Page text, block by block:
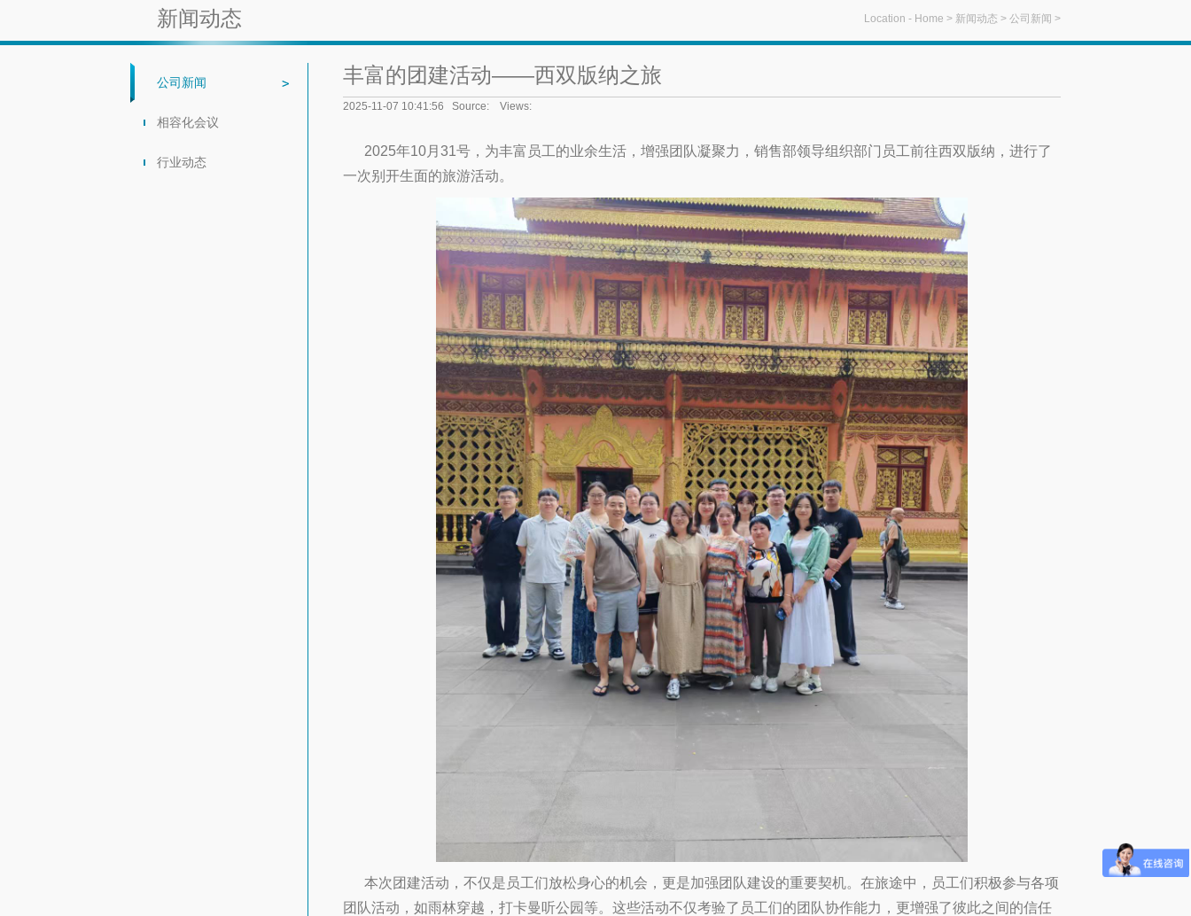
新闻动态 Location - Home > 新闻动态 > 公司新闻 >
公司新闻
相容化会议
行业动态
丰富的团建活动——西双版纳之旅
2025-11-07 10:41:56 Source: Views:
2025年10月31号，为丰富员工的业余生活，增强团队凝聚力，销售部领导组织部门员工前往西双版纳，进行了
一次别开生面的旅游活动。
本次团建活动，不仅是员工们放松身心的机会，更是加强团队建设的重要契机。在旅途中，员工们积极参与各项
团队活动，如雨林穿越，打卡曼听公园等。这些活动不仅考验了员工们的团队协作能力，更增强了彼此之间的信任